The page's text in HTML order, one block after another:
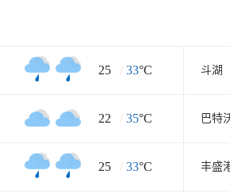
25 / 33°C 斗湖
22 / 35°C 巴特
25 / 33°C 丰盛